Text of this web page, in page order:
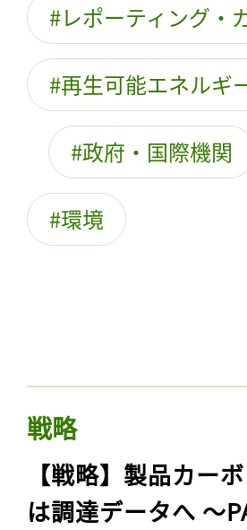
レポーティング・
再生可能エネルギ
政府・国際機関
環境
戦略
【戦略】製品カー
は調達データへ 〜